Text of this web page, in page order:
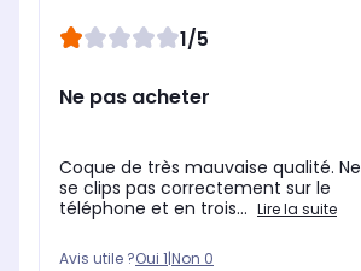
1/5
Ne pas acheter
Coque de très mauvaise qualité. Ne
se clips pas correctement sur le
téléphone et en trois... Lire la suite
Avis utile ?Oui 1 Non 0